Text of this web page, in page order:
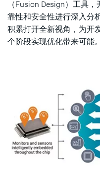
（Fusion Design）工具
靠性和安全性进行深入分
积累打开全新视角，为开
个阶段实现优化带来可能。